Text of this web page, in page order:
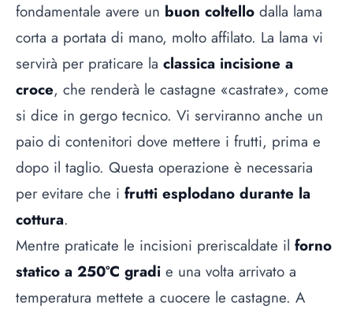
fondamentale avere un buon coltello dalla lama
corta a portata di mano, molto affilato. La lama vi
servirà per praticare la classica incisione a
croce, che renderà le castagne «castrate», come
si dice in gergo tecnico. Vi serviranno anche un
paio di contenitori dove mettere i frutti, prima e
dopo il taglio. Questa operazione è necessaria
per evitare che i frutti esplodano durante la
cottura.
Mentre praticate le incisioni preriscaldate il forno
statico a 250°C gradi e una volta arrivato a
temperatura mettete a cuocere le castagne. A